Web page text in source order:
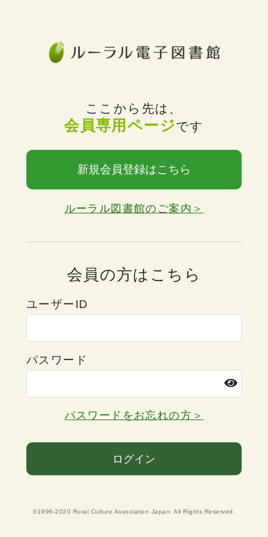
ここから先は、
会員専用ページです
新規会員登録はこちら
ルーラル図書館のご案内＞
会員の方はこちら
ユーザーID
パスワード
パスワードをお忘れの方＞
ログイン
©1996-2020 Rural Culture Association Japan. All Rights Reserved.